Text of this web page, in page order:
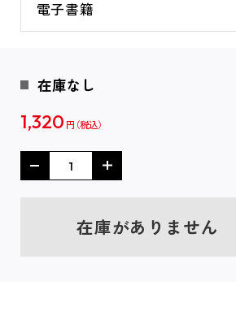
電子書籍
在庫なし
1,320 円
在庫がありません